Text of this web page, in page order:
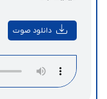
دانلود صوت